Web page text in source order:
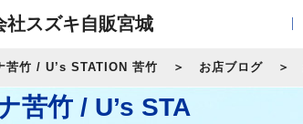
社スズキ自販宮城
苦竹 / U’s STATION 苦竹 お店ブログ
苦竹 / U’s STA